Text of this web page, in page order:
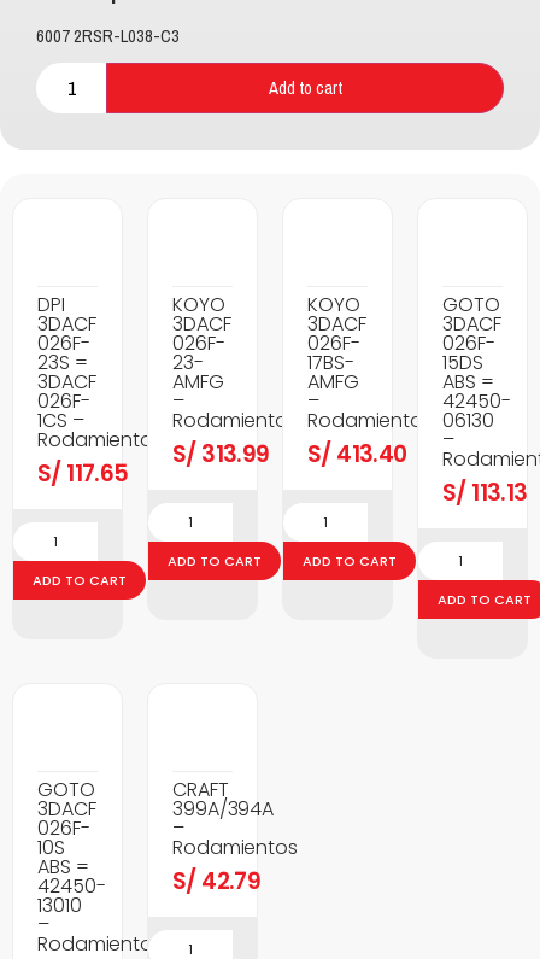
6007 2RSR-L038-C3
Add to cart
DPI
3DACF
026F-
23S =
3DACF
026F-
1CS –
Rodamientos
S/ 117.65
ADD TO CART
KOYO
3DACF
026F-
23-
AMFG
–
Rodamientos
S/ 313.99
ADD TO CART
KOYO
3DACF
026F-
17BS-
AMFG
–
Rodamientos
S/ 413.40
ADD TO CART
GOTO
3DACF
026F-
15DS
ABS =
42450-
06130
–
S/ 113.13
ADD TO CART
GOTO
3DACF
026F-
10S
ABS =
42450-
13010
–
Rodamientos
CRAFT
399A/394A
–
Rodamientos
S/ 42.79